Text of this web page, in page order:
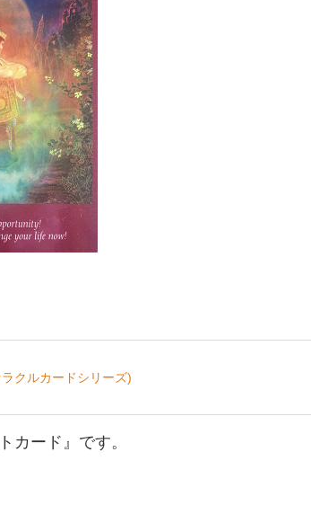
クルカードシリーズ)
カード』です。